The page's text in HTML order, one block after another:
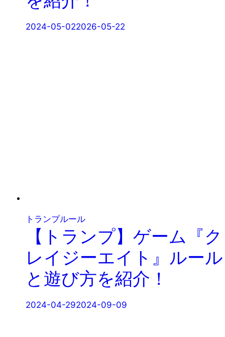
2024-05-022026-05-22
トランプルール
【トランプ】ゲーム『ク
レイジーエイト』ルール
と遊び方を紹介！
2024-04-292024-09-09